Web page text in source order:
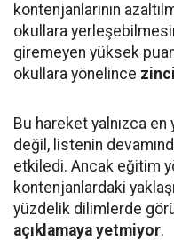
kontenjanlarının
okullara
giremeyen yüksek
okullara yönelince
Bu hareket yalnızca
değil, listenin
etkiledi. Ancak eğitim
kontenjanlardaki
yüzdelik dilimlerde
açıklamaya yetmiyor.